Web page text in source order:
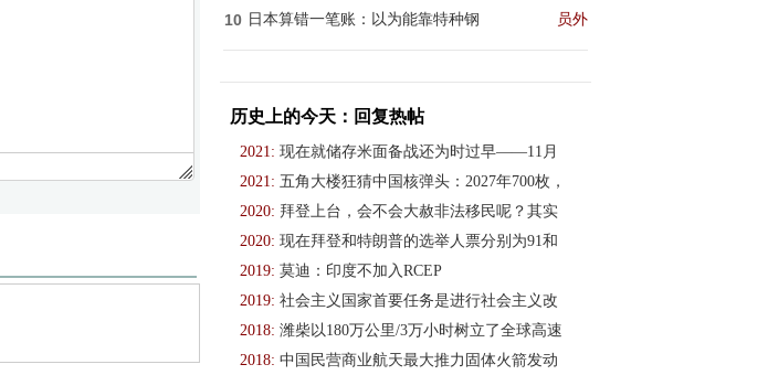
10 日本算错一笔账：以为能靠特种钢 员外
历史上的今天：回复热帖
2021: 现在就储存米面备战还为时过早——11月
2021: 五角大楼狂猜中国核弹头：2027年700枚，
2020: 拜登上台，会不会大赦非法移民呢？其实
2020: 现在拜登和特朗普的选举人票分别为91和
2019: 莫迪：印度不加入RCEP
2019: 社会主义国家首要任务是进行社会主义改
2018: 潍柴以180万公里/3万小时树立了全球高速
2018: 中国民营商业航天最大推力固体火箭发动